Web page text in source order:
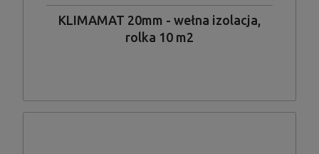
KLIMAMAT 20mm - wełna izolacja,
rolka 10 m2